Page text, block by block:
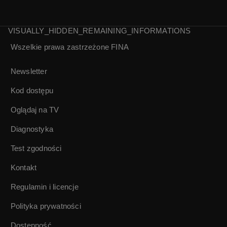
10-lecie Związku
Działkowych na
Śląsku| Kronika
PAT 1937
Posiłek na
VISUALLY_HIDDEN_REMAINING_INFORMATIONS
Wszelkie prawa zastrzeżone FINA
Newsletter
Kod dostępu
Oglądaj na TV
Diagnostyka
Test zgodności
Kontakt
Regulamin i licencje
Polityka prywatności
Dostępność